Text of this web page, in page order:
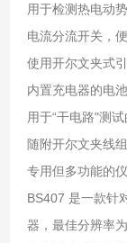
用于检测热电动
电流分流开关，
使用开尔文夹式
内置充电器的电
用于“干电路"测
随附开尔文夹线组
专用但多功能的
BS407 是一款针
器，最佳分辨率